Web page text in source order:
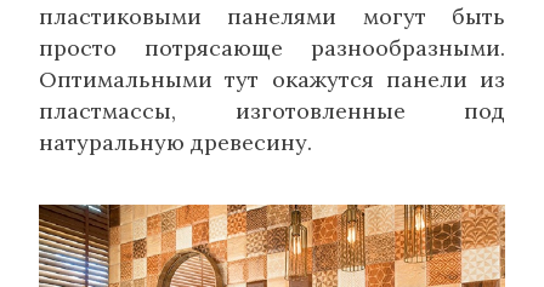
пластиковыми панелями могут быть
просто потрясающе разнообразными.
Оптимальными тут окажутся панели из
пластмассы, изготовленные под
натуральную древесину.